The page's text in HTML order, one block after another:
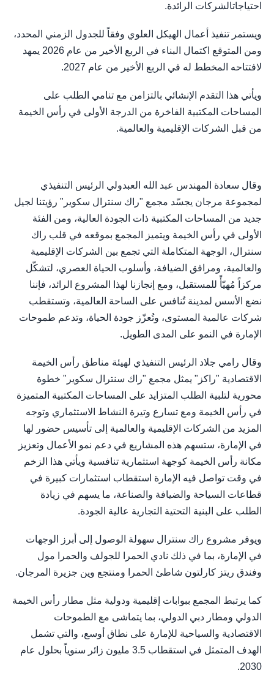
احتياجاتالشركات الرائدة.
ويستمر تنفيذ أعمال الهيكل العلوي وفقاً للجدول الزمني المحدد،
ومن المتوقع اكتمال البناء في الربع الأخير من عام 2026 يمهد
لافتتاحه المخطط له في الربع الأخير من عام 2027.
ويأتي هذا التقدم الإنشائي بالتزامن مع تنامي الطلب على
المساحات المكتبية الفاخرة من الدرجة الأولى في رأس الخيمة
من قبل الشركات الإقليمية والعالمية.
وقال سعادة المهندس عبد الله العبدولي الرئيس التنفيذي
لمجموعة مرجان يجسّد مجمع "راك سنترال سكوير" رؤيتنا لجيل
جديد من المساحات المكتبية ذات الجودة العالية، ومن الفئة
الأولى في رأس الخيمة ويتميز المجمع بموقعه في قلب راك
سنترال، الوجهة المتكاملة التي تجمع بين الشركات الإقليمية
والعالمية، ومرافق الضيافة، وأسلوب الحياة العصري، لتشكّل
مركزاً مُهيّأً للمستقبل، ومع إنجازنا لهذا المشروع الرائد، فإننا
نضع الأسس لمدينة تُنافس على الساحة العالمية، وتستقطب
شركات عالمية المستوى، وتُعزّز جودة الحياة، وتدعم طموحات
الإمارة في النمو على المدى الطويل.
وقال رامي جلاد الرئيس التنفيذي لهيئة مناطق رأس الخيمة
الاقتصادية "راكز" يمثل مجمع "راك سنترال سكوير" خطوة
محورية لتلبية الطلب المتزايد على المساحات المكتبية المتميزة
في رأس الخيمة ومع تسارع وتيرة النشاط الاستثماري وتوجه
المزيد من الشركات الإقليمية والعالمية إلى تأسيس حضور لها
في الإمارة، ستسهم هذه المشاريع في دعم نمو الأعمال وتعزيز
مكانة رأس الخيمة كوجهة استثمارية تنافسية ويأتي هذا الزخم
في وقت تواصل فيه الإمارة استقطاب استثمارات كبيرة في
قطاعات السياحة والضيافة والصناعة، ما يسهم في زيادة
الطلب على البنية التحتية التجارية عالية الجودة.
ويوفر مشروع راك سنترال سهولة الوصول إلى أبرز الوجهات
في الإمارة، بما في ذلك نادي الحمرا للجولف والحمرا مول
وفندق ريتز كارلتون شاطئ الحمرا ومنتجع وين جزيرة المرجان.
كما يرتبط المجمع ببوابات إقليمية ودولية مثل مطار رأس الخيمة
الدولي ومطار دبي الدولي، بما يتماشى مع الطموحات
الاقتصادية والسياحية للإمارة على نطاق أوسع، والتي تشمل
الهدف المتمثل في استقطاب 3.5 مليون زائر سنوياً بحلول عام
2030.